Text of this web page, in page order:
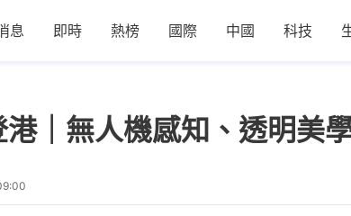
息 即時 熱榜 國際 中國 科技
｜無人機感知、透明美